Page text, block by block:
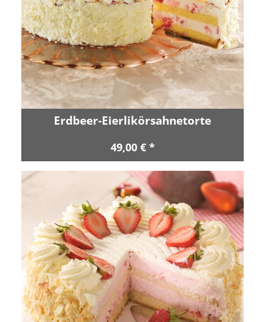
Erdbeer-Eierlikörsahnetorte
49,00 € *